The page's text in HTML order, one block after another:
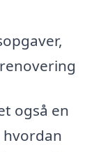
også en
hvordan